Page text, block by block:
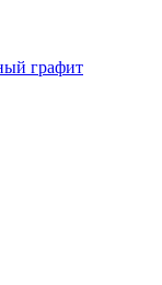
графит